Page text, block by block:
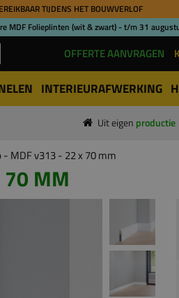
TIJDENS HET BOUWVERLOF
MDF Folieplinten (wit & zwart) - t/m 31
OFFERTE AANVRAGEN
INTERIEURAFWERKING
Uit eigen productie
MDF v313 - 22 x 70 mm
70 MM